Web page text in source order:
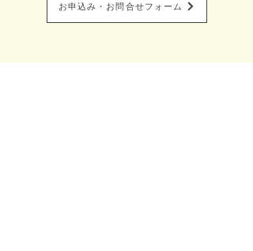
お申込み・お問合せフォーム